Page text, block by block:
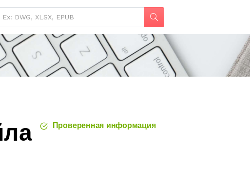
Проверенная информация